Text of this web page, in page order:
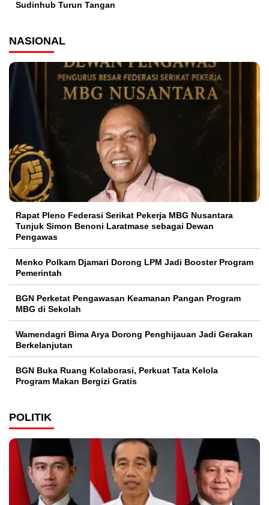
Sudinhub Turun Tangan
NASIONAL
Rapat Pleno Federasi Serikat Pekerja MBG Nusantara
Tunjuk Simon Benoni Laratmase sebagai Dewan
Pengawas
Menko Polkam Djamari Dorong LPM Jadi Booster Program
Pemerintah
BGN Perketat Pengawasan Keamanan Pangan Program
MBG di Sekolah
Wamendagri Bima Arya Dorong Penghijauan Jadi Gerakan
Berkelanjutan
BGN Buka Ruang Kolaborasi, Perkuat Tata Kelola
Program Makan Bergizi Gratis
POLITIK